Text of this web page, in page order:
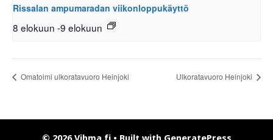
Rissalan ampumaradan viikonloppukäyttö
8 elokuun -9 elokuun
Omatoimi ulkoratavuoro Heinjoki Ulkoratavuoro Heinjoki